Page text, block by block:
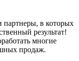
в которых
результат!
многие
продаж.